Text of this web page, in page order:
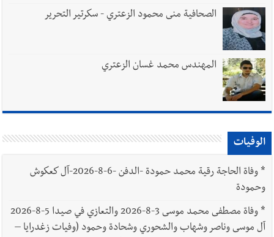
الصحافية منى محمود الزعتري - سكرتير التحرير
المهندس محمد غسان الزعتري
الوفيات
*
وفاة الحاجة رقية محمد حمودة -الدفن -6-8-2026-آل كعكوش
وحمودة
*
وفاة مصطفى محمد موسى 3-8-2026 والتعازي في صيدا 5-8-2026
آل موسى وناصر وشهاب والشحوري وشحادة وحمود (وفيات زغدرايا –